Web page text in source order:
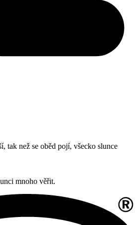
tak než se oběd pojí, všecko slunce
mnoho věřit.